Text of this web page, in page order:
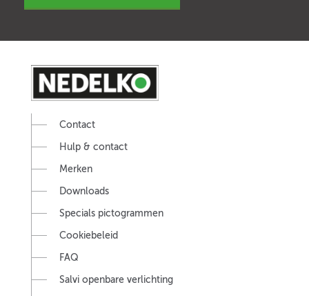
Contact
Hulp & contact
Merken
Downloads
Specials pictogrammen
Cookiebeleid
FAQ
Salvi openbare verlichting